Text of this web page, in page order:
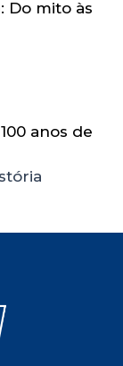
Do mito às
anos de